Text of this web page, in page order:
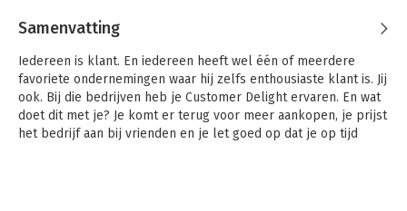
Samenvatting
Iedereen is klant. En iedereen heeft wel één of meerdere
favoriete ondernemingen waar hij zelfs enthousiaste klant is. Jij
ook. Bij die bedrijven heb je Customer Delight ervaren. En wat
doet dit met je? Je komt er terug voor meer aankopen, je prijst
het bedrijf aan bij vrienden en je let goed op dat je op tijd